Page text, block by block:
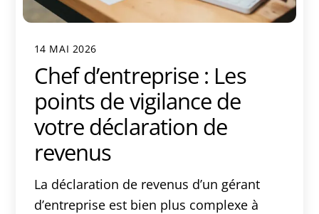
14 MAI 2026
Chef d’entreprise : Les
points de vigilance de
votre déclaration de
revenus
La déclaration de revenus d’un gérant
d’entreprise est bien plus complexe à